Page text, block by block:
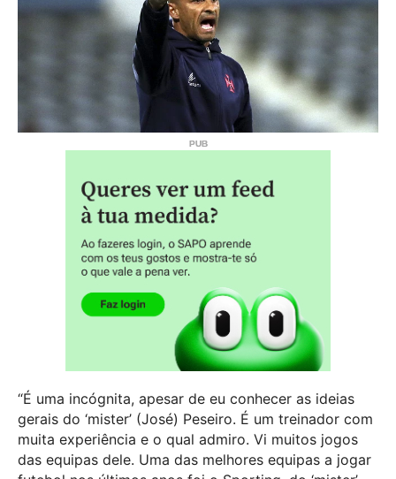
“É uma incógnita, apesar de eu conhecer as ideias
gerais do ‘mister’ (José) Peseiro. É um treinador com
muita experiência e o qual admiro. Vi muitos jogos
das equipas dele. Uma das melhores equipas a jogar